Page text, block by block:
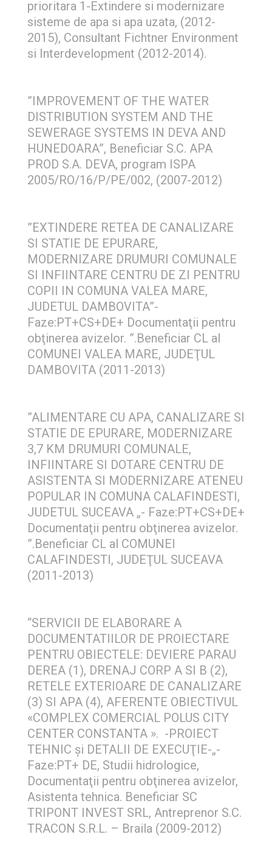
prioritara 1-Extindere si modernizare
sisteme de apa si apa uzata, (2012-
2015), Consultant Fichtner Environment
si Interdevelopment (2012-2014).
”IMPROVEMENT OF THE WATER
DISTRIBUTION SYSTEM AND THE
SEWERAGE SYSTEMS IN DEVA AND
HUNEDOARA”, Beneficiar S.C. APA
PROD S.A. DEVA, program ISPA
2005/RO/16/P/PE/002, (2007-2012)
”EXTINDERE RETEA DE CANALIZARE
SI STATIE DE EPURARE,
MODERNIZARE DRUMURI COMUNALE
SI INFIINTARE CENTRU DE ZI PENTRU
COPII IN COMUNA VALEA MARE,
JUDETUL DAMBOVITA”-
Faze:PT+CS+DE+ Documentaţii pentru
obţinerea avizelor. ”.Beneficiar CL al
COMUNEI VALEA MARE, JUDEŢUL
DAMBOVITA (2011-2013)
”ALIMENTARE CU APA, CANALIZARE SI
STATIE DE EPURARE, MODERNIZARE
3,7 KM DRUMURI COMUNALE,
INFIINTARE SI DOTARE CENTRU DE
ASISTENTA SI MODERNIZARE ATENEU
POPULAR IN COMUNA CALAFINDESTI,
JUDETUL SUCEAVA „- Faze:PT+CS+DE+
Documentaţii pentru obţinerea avizelor.
”.Beneficiar CL al COMUNEI
CALAFINDESTI, JUDEŢUL SUCEAVA
(2011-2013)
“SERVICII DE ELABORARE A
DOCUMENTATIILOR DE PROIECTARE
PENTRU OBIECTELE: DEVIERE PARAU
DEREA (1), DRENAJ CORP A SI B (2),
RETELE EXTERIOARE DE CANALIZARE
(3) SI APA (4), AFERENTE OBIECTIVUL
«COMPLEX COMERCIAL POLUS CITY
CENTER CONSTANTA ». -PROIECT
TEHNIC şi DETALII DE EXECUŢIE-„-
Faze:PT+ DE, Studii hidrologice,
Documentaţii pentru obţinerea avizelor,
Asistenta tehnica. Beneficiar SC
TRIPONT INVEST SRL, Antreprenor S.C.
TRACON S.R.L. – Braila (2009-2012)